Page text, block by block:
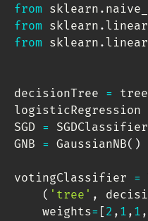
from sklearn .
from sklearn .
from sklearn .
decisionTree = tree
logisticRegression
SGD = SGDClassifier
GNB = GaussianNB( )
votingClassifier =
( 'tree' ,
    weights
= [2 , 1 , 1 ,